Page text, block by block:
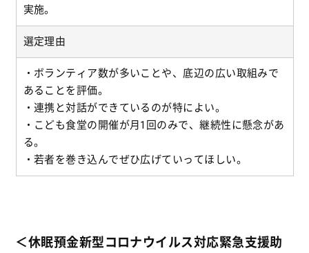
実施。
選定理由
・ボランティア数が多いことや、底辺の広い取組みで
あることを評価。
・連携と対話ができているのが特によい。
・こども食堂の開催が月1回のみで、継続性に懸念があ
る。
・若者を巻き込んでぜひ広げていってほしい。
＜休眠預金新型コロナウイルス対応緊急支援助